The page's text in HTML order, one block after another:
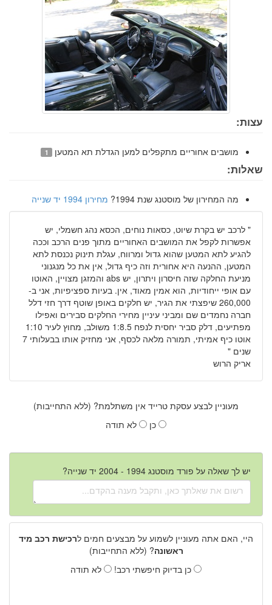
עצות:
מושבים אחוריים מתקפלים למען הגדלת תא המטען 1
שאלות:
מה המחירון של מוסטנג שנת 1994? מחירון 1994 יד שנייה
" לרכב יש בקרת שיוט, כסאות נוחים, הכסא נהג חשמלי, יש
אפשרות לקפל את המושבים האחוריים מתוך פנים הרכב וככה
להגיע לתא המטען שהוא גדול ומרווח, עגלת תינוק נכנסת לתא
המטען, ההנעה היא אחורית וזה כיף גדול, אין את כל מנגנוני
מניעת החלקה שזה חיסרון ויתרון, יש abs והמזגן מצויין, האוטו
עם אופי ייחודיות, הוא אמין מאוד, אין. בעיות ספציפיות, אני ב-
260,000 שיפצתי את הגיר, יש חלקים באופן שוטף דרך חזי דלל
חברה נחמדים שם ומביני עיניין מחירי החלקים סבירים ואפילו
מפתיעים, דלק סביר יחסית לנפח 1:8.5 משולב, מחוץ לעיר 1:10
אוטו כיף אמיתי, תמורה מלאה לכסף, אני מחזיק אותו בבעלותי 7
שנים "
אריק הרוש
מעוניין לבצע עסקת טרייד אין משתלמת? (ללא התחייבות)
כן
לא תודה
יש לך שאלה על פורד מוסטנג 1994 - 2004 יד שנייה?
היי, האם אתה מעוניין לשמוע על מבצעים חמים לרכישת רכב מיד
ראשונה? (ללא התחייבות)
כן בדיוק חיפשתי רכב!
לא תודה